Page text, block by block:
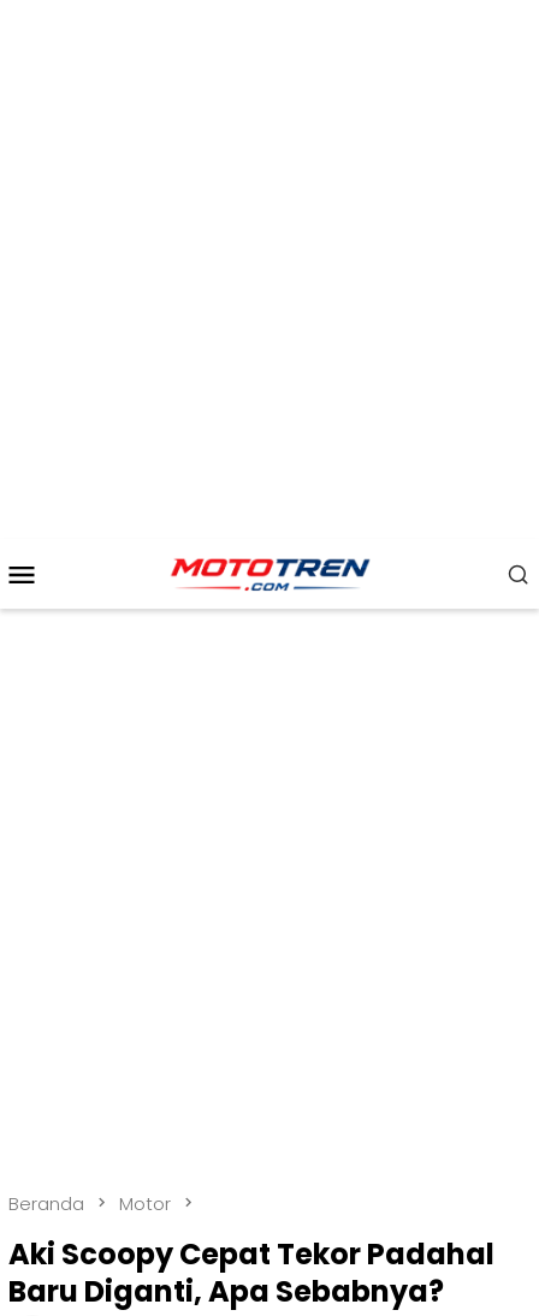
Mobile
Beranda Motor
Aki Scoopy Cepat Tekor Padahal
Baru Diganti, Apa Sebabnya?